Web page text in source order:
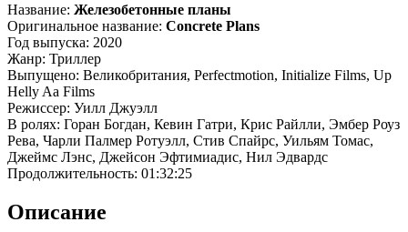
Название: Железобетонные планы
Оригинальное название: Concrete Plans
Год выпуска: 2020
Жанр: Триллер
Выпущено: Великобритания, Perfectmotion, Initialize Films, Up
Helly Aa Films
Режиссер: Уилл Джуэлл
В ролях: Горан Богдан, Кевин Гатри, Крис Райлли, Эмбер Роуз
Рева, Чарли Палмер Ротуэлл, Стив Спайрс, Уильям Томас,
Джеймс Лэнс, Джейсон Эфтимиадис, Нил Эдвардс
Продолжительность: 01:32:25
Описание